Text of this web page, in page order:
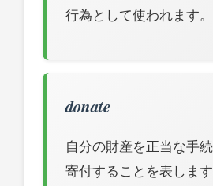
行為として使われます。
donate
自分の財産を正当な手
寄付することを表しま